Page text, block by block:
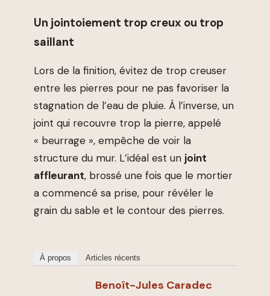
Un jointoiement trop creux ou trop
saillant
Lors de la finition, évitez de trop creuser
entre les pierres pour ne pas favoriser la
stagnation de l’eau de pluie. À l’inverse, un
joint qui recouvre trop la pierre, appelé
« beurrage », empêche de voir la
structure du mur. L’idéal est un joint
affleurant, brossé une fois que le mortier
a commencé sa prise, pour révéler le
grain du sable et le contour des pierres.
À propos Articles récents
Benoît-Jules Caradec